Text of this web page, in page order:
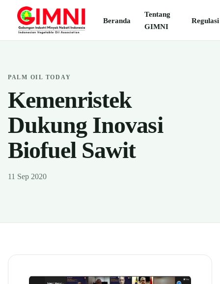
Beranda
Tentang
GIMNI
Regulasi
PALM OIL TODAY
Kemenristek
Dukung Inovasi
Biofuel Sawit
11 Sep 2020